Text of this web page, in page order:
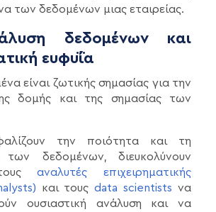
των δεδομένων μιας εταιρείας.
δεδομένων και
ευφυΐα
είναι ζωτικής σημασίας για την
δομής και της σημασίας των
την ποιότητα και τη
δεδομένων, διευκολύνουν
τουςαναλυτές επιχειρηματικής
και τουςdata scientists να
ουσιαστική ανάλυση και να